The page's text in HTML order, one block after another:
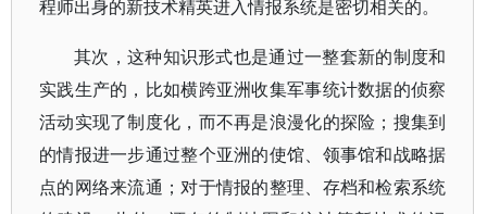
程师出身的新技术精英进入情报系统是密切相关的。
其次，这种知识形式也是通过一整套新的制度和
实践生产的，比如横跨亚洲收集军事统计数据的侦察
活动实现了制度化，而不再是浪漫化的探险；搜集到
的情报进一步通过整个亚洲的使馆、领事馆和战略据
点的网络来流通；对于情报的整理、存档和检索系统